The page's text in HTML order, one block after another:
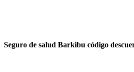
Seguro de salud Barkibu código